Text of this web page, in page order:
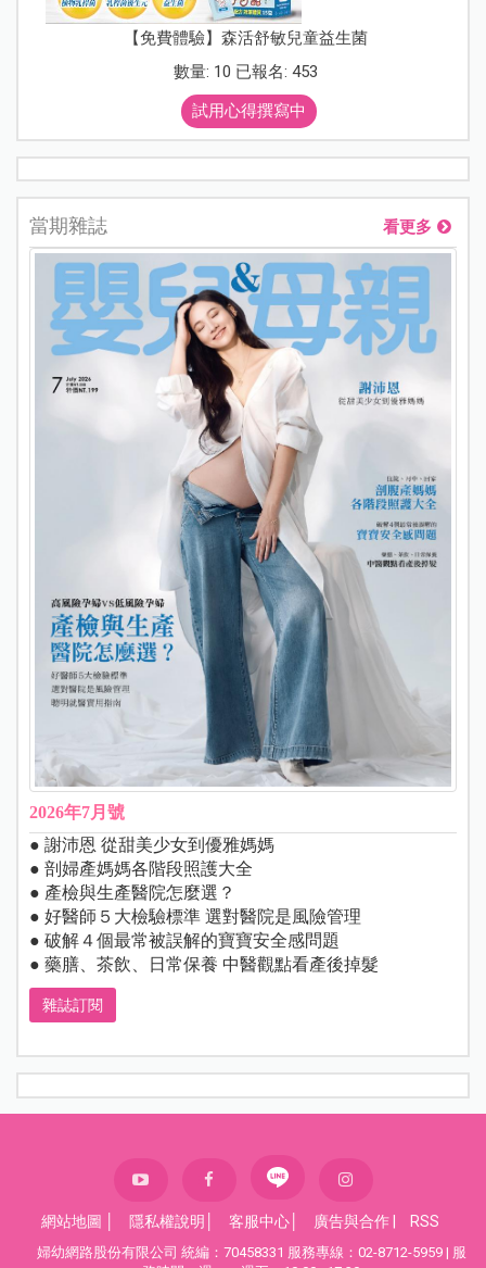
【免費體驗】森活舒敏兒童益生菌
數量: 10 已報名: 453
試用心得撰寫中
當期雜誌 看更多
2026年7月號
● 謝沛恩 從甜美少女到優雅媽媽
● 剖婦產媽媽各階段照護大全
● 產檢與生產醫院怎麼選？
● 好醫師５大檢驗標準 選對醫院是風險管理
● 破解４個最常被誤解的寶寶安全感問題
● 藥膳、茶飲、日常保養 中醫觀點看產後掉髮
雜誌訂閱
網站地圖 隱私權說明 客服中心 廣告與合作 RSS
婦幼網路股份有限公司 統編：70458331 服務專線：02-8712-5959 | 服